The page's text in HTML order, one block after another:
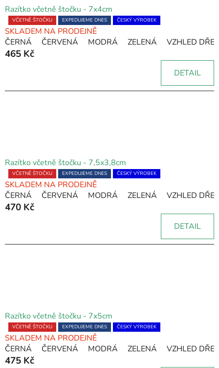
Razítko včetně štočku - 7x4cm
Průměrné
hodnocení
produktu
je
VČETNĚ ŠTOČKU EXPEDUJEME DNES ČESKÝ VÝROBEK
SKLADEM NA PRODEJNĚ
ČERNÁ
ČERVENÁ MODRÁ ZELENÁ VZHLED
465 Kč
DETAIL
Razítko včetně štočku - 7,5x3,8cm
Průměrné
hodnocení
produktu
je
VČETNĚ ŠTOČKU EXPEDUJEME DNES ČESKÝ VÝROBEK
SKLADEM NA PRODEJNĚ
ČERNÁ
ČERVENÁ MODRÁ ZELENÁ VZHLED
470 Kč
DETAIL
Razítko včetně štočku - 7x5cm
Průměrné
hodnocení
produktu
je
VČETNĚ ŠTOČKU EXPEDUJEME DNES ČESKÝ VÝROBEK
SKLADEM NA PRODEJNĚ
ČERNÁ
ČERVENÁ MODRÁ ZELENÁ VZHLED
475 Kč